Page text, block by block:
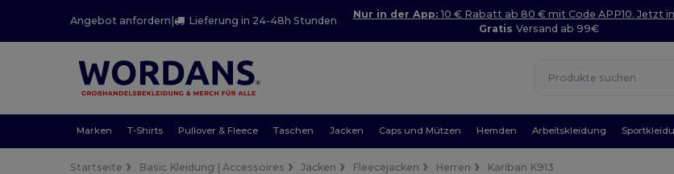
Angebot anfordern | Lieferung in 24-48h Stunden
Nur in der App: 10 € Rabatt ab 80 € mit Code APP10. Jetzt
Gratis Versand ab 99€
Marken T-Shirts Pullover & Fleece Taschen Jacken Caps und Mützen Hemden Arbeitskleidung
Startseite Basic Kleidung | Accessoires Jacken Fleecejacken Herren Kariban K913